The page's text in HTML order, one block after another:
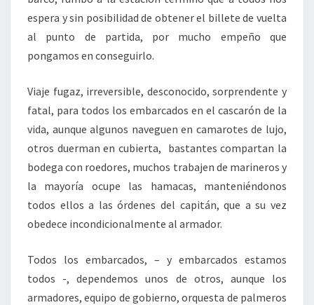
espera y sin posibilidad de obtener el billete de vuelta
al punto de partida, por mucho empeño que
pongamos en conseguirlo.
Viaje fugaz, irreversible, desconocido, sorprendente y
fatal, para todos los embarcados en el cascarón de la
vida, aunque algunos naveguen en camarotes de lujo,
otros duerman en cubierta, bastantes compartan la
bodega con roedores, muchos trabajen de marineros y
la mayoría ocupe las hamacas, manteniéndonos
todos ellos a las órdenes del capitán, que a su vez
obedece incondicionalmente al armador.
Todos los embarcados, – y embarcados estamos
todos -, dependemos unos de otros, aunque los
armadores, equipo de gobierno, orquesta de palmeros